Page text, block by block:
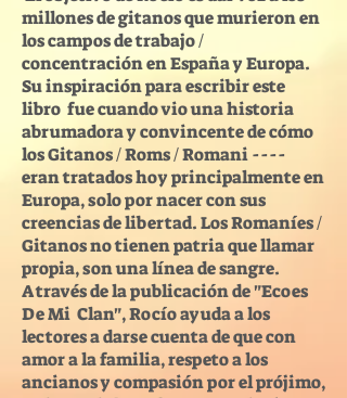
millones de gitanos que murieron en
los campos de trabajo /
concentración en España y Europa.
Su inspiración para escribir este
libro fue cuando vio una historia
abrumadora y convincente de cómo
los Gitanos / Roms / Romani ----
eran tratados hoy principalmente en
Europa, solo por nacer con sus
creencias de libertad. Los Romaníes /
Gitanos no tienen patria que llamar
propia, son una línea de sangre.
A través de la publicación de "Ecoes
De Mi Clan", Rocío ayuda a los
lectores a darse cuenta de que con
amor a la familia, respeto a los
ancianos y compasión por el prójimo,